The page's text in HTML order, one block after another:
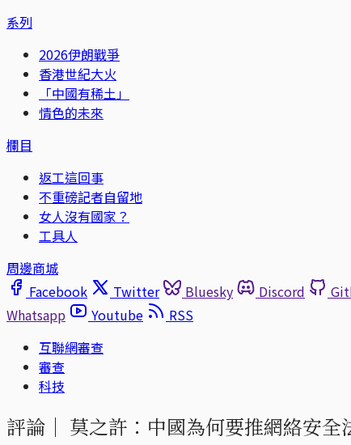
系列
2026伊朗戰爭
香港世紀大火
「中國有稀土」
情色的未來
欄目
返工這回事
不重磅記者自留地
女人沒有國家？
工具人
周邊商城
Facebook
Twitter Bluesky Discord
Whatsapp
Youtube
RSS
互聯網審查
審查
科技
評論｜ 莫之許：中國為何要推網絡安全